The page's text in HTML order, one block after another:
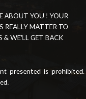
ABOUT YOU ! YOUR
REALLY MATTER TO
& WE'LL GET BACK
presented is prohibited.